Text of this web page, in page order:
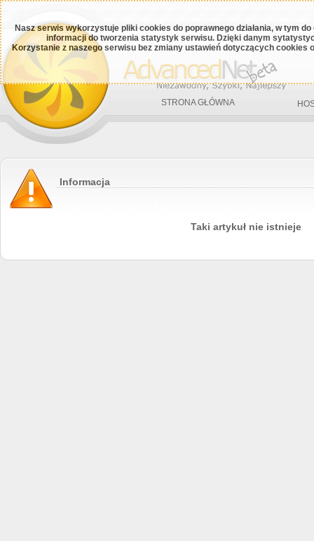
Nasz serwis wykorzystuje pliki cookies do poprawnego działania, w tym
informacji do tworzenia statystyk serwisu. Dzięki danym
Korzystanie z naszego serwisu bez zmiany ustawień dotyczących cookies
STRONA GŁÓWNA
Informacja
Taki artykuł nie istnieje